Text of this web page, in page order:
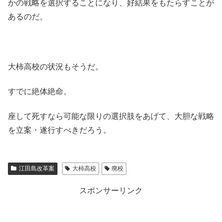
かの戦略を選択することになり、好結果をもたらすことが
あるのだ。
大柿高校の状況もそうだ。
すでに絶体絶命。
座して死すなら可能な限りの選択肢をあげて、大胆な戦略
を立案・遂行すべきだろう。
江田島改革案 大柿高校 廃校
スポンサーリンク